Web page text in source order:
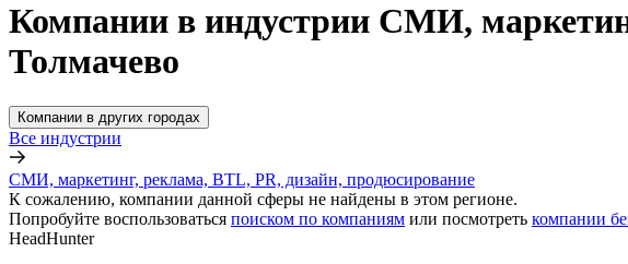
Компании в индустрии СМИ,
Толмачево
Компании в других городах
Все индустрии
СМИ, маркетинг, реклама, BTL, PR, дизайн, продюсирование
К сожалению, компании данной сферы не найдены в этом регионе.
Попробуйте воспользоваться поиском по компаниям или посмотреть компании
HeadHunter